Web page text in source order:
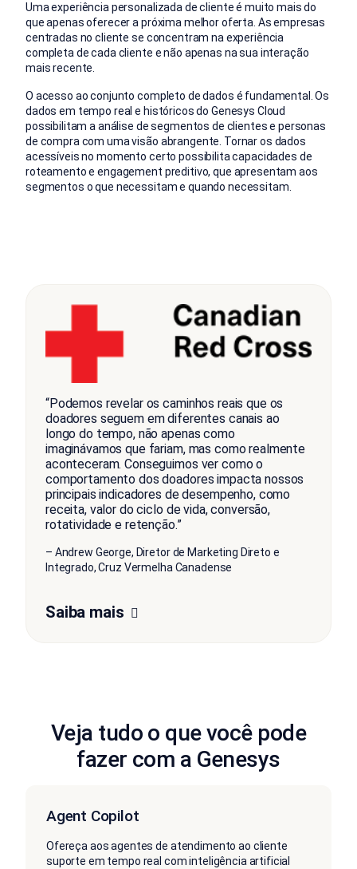
Uma experiência personalizada de cliente é muito mais do
que apenas oferecer a próxima melhor oferta. As empresas
centradas no cliente se concentram na experiência
completa de cada cliente e não apenas na sua interação
mais recente.
O acesso ao conjunto completo de dados é fundamental. Os
dados em tempo real e históricos do Genesys Cloud
possibilitam a análise de segmentos de clientes e personas
de compra com uma visão abrangente. Tornar os dados
acessíveis no momento certo possibilita capacidades de
roteamento e engagement preditivo, que apresentam aos
segmentos o que necessitam e quando necessitam.
“Podemos revelar os caminhos reais que os
doadores seguem em diferentes canais ao
longo do tempo, não apenas como
imaginávamos que fariam, mas como realmente
aconteceram. Conseguimos ver como o
comportamento dos doadores impacta nossos
principais indicadores de desempenho, como
receita, valor do ciclo de vida, conversão,
rotatividade e retenção.”
– Andrew George, Diretor de Marketing Direto e
Integrado, Cruz Vermelha Canadense
Saiba mais
Veja tudo o que você pode
fazer com a Genesys
Agent Copilot
Ofereça aos agentes de atendimento ao cliente
suporte em tempo real com inteligência artificial